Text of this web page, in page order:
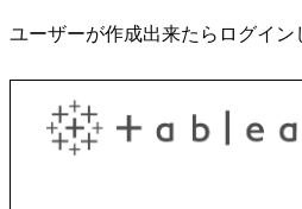
ユーザーが作成出来たらログイン